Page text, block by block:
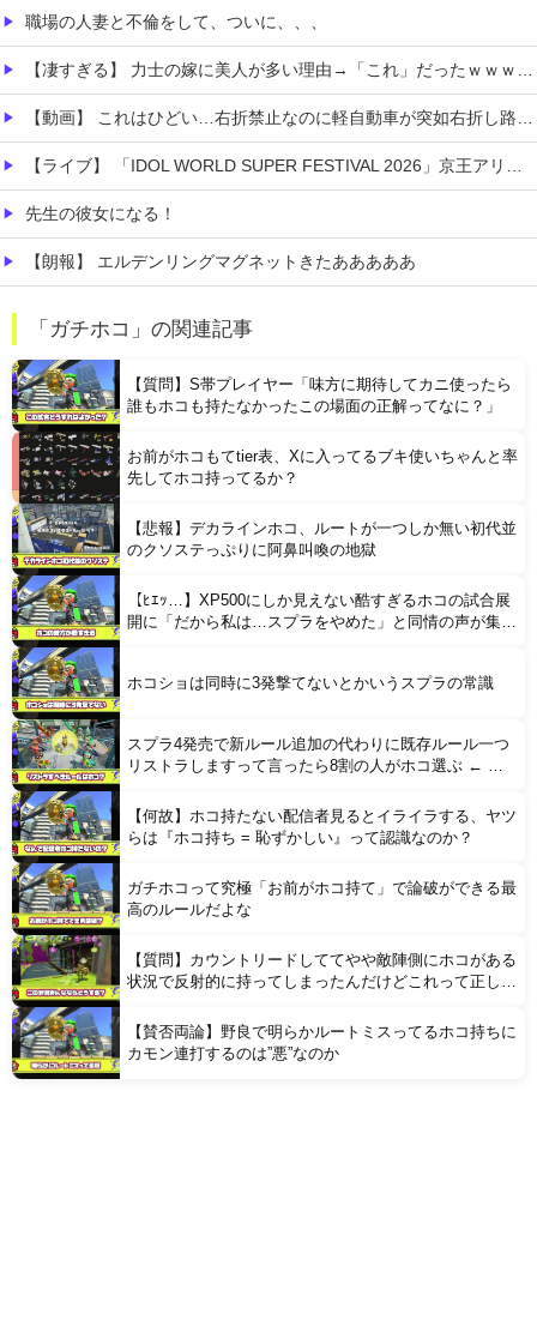
職場の人妻と不倫をして、ついに、、、
【凄すぎる】 力士の嫁に美人が多い理由→「これ」だったｗｗｗｗｗｗｗ
【動画】 これはひどい…右折禁止なのに軽自動車が突如右折し路面電車と衝突→乗ってた三人組が車を捨て逃走ｗｗｗｗｗｗ
【ライブ】 「IDOL WORLD SUPER FESTIVAL 2026」京王アリーナTOKYO開催決定
先生の彼女になる！
【朗報】 エルデンリングマグネットきたあああああ
Switch2版『モンハンワイルズ』の動作環境が判明！
Powered by livedoor 相互RSS
「ガチホコ」の関連記事
【質問】S帯プレイヤー「味方に期待してカニ使ったら
誰もホコも持たなかったこの場面の正解ってなに？」
お前がホコもてtier表、Xに入ってるブキ使いちゃんと率
先してホコ持ってるか？
【悲報】デカラインホコ、ルートが一つしか無い初代並
のクソステっぷりに阿鼻叫喚の地獄
【ﾋｴｯ…】XP500にしか見えない酷すぎるホコの試合展
開に「だから私は…スプラをやめた」と同情の声が集ま
ホコショは同時に3発撃てないとかいうスプラの常識
スプラ4発売で新ルール追加の代わりに既存ルール一つ
リストラしますって言ったら8割の人がホコ選ぶ ← 異
【何故】ホコ持たない配信者見るとイライラする、ヤツ
らは『ホコ持ち = 恥ずかしい』って認識なのか？
ガチホコって究極「お前がホコ持て」で論破ができる最
高のルールだよな
【質問】カウントリードしててやや敵陣側にホコがある
状況で反射的に持ってしまったんだけどこれって正しい
【賛否両論】野良で明らかルートミスってるホコ持ちに
カモン連打するのは”悪”なのか